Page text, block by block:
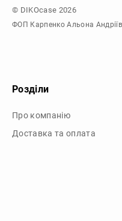
© DIKOcase 2026
ФОП Карпенко Альона
Розділи
Про компанію
Доставка та оплата